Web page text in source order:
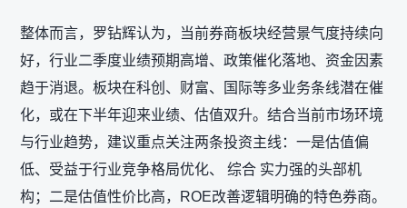
整体而言，罗钻辉认为，当前券商板块经营景气度持续向
好，行业二季度业绩预期高增、政策催化落地、资金因素
趋于消退。板块在科创、财富、国际等多业务条线潜在催
化，或在下半年迎来业绩、估值双升。结合当前市场环境
与行业趋势，建议重点关注两条投资主线：一是估值偏
低、受益于行业竞争格局优化、 综合 实力强的头部机
构；二是估值性价比高，ROE改善逻辑明确的特色券商。